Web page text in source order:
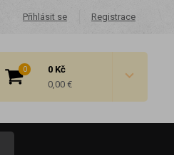
Registrace
Přihlásit se
0
0 Kč
0,00 €